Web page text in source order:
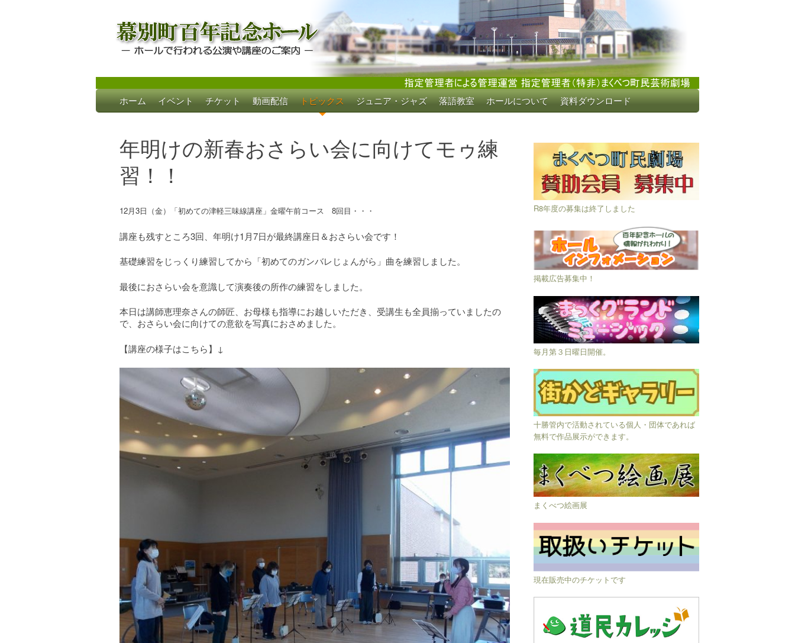
幕別町百年記念ホール
ホールで行われる公演や講座のご案内
Skip
to
ホーム イベント チケット 動画配信 トピックス ジュニア・ジャズ 落語教室 ホールについて 資料ダウンロード
年明けの新春おさらい会に向けてモゥ練
習！！
12月3日（金）「初めての津軽三味線講座」金曜午前コース 8回目・・・
講座も残すところ3回、年明け1月7日が最終講座日＆おさらい会です！
基礎練習をじっくり練習してから「初めてのガンバレじょんがら」曲を練習しました。
最後におさらい会を意識して演奏後の所作の練習をしました。
本日は講師恵理奈さんの師匠、お母様も指導にお越しいただき、受講生も全員揃っていましたの
で、おさらい会に向けての意欲を写真におさめました。
【講座の様子はこちら】↓
R8年度の募集は終了しました
掲載広告募集中！
毎月第３日曜日開催。
十勝管内で活動されている個人・団体であれば
無料で作品展示ができます。
まくべつ絵画展
現在販売中のチケットです